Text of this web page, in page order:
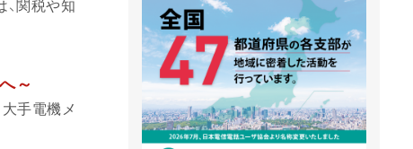
関税や知
～
手電機メ